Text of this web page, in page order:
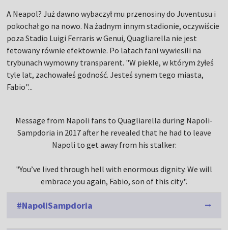
A Neapol? Już dawno wybaczył mu przenosiny do Juventusu i
pokochał go na nowo. Na żadnym innym stadionie, oczywiście
poza Stadio Luigi Ferraris w Genui, Quagliarella nie jest
fetowany równie efektownie. Po latach fani wywiesili na
trybunach wymowny transparent. "W piekle, w którym żyłeś
tyle lat, zachowałeś godność. Jesteś synem tego miasta,
Fabio"...
Message from Napoli fans to Quagliarella during Napoli-
Sampdoria in 2017 after he revealed that he had to leave
Napoli to get away from his stalker:
"You’ve lived through hell with enormous dignity. We will
embrace you again, Fabio, son of this city".
#NapoliSampdoria